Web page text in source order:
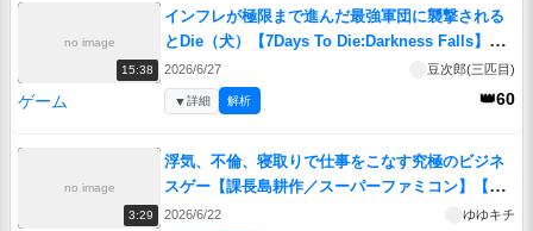
no image
15:38
インフレが極限まで進んだ最強軍団に襲撃される
とDie（犬）【7Days To Die:Darkness Falls】＃
35↗
2026/6/27 豆次郎(三匹目)
ゲーム 👑60
▼詳細 解析
no image
3:29
浮気、不倫、寝取りで仕事をこなす究極のビジネ
スゲー【課長島耕作／スーパーファミコン】【レ
トロゲームゆっくり実況解説】
2026/6/22 ゆゆキチ